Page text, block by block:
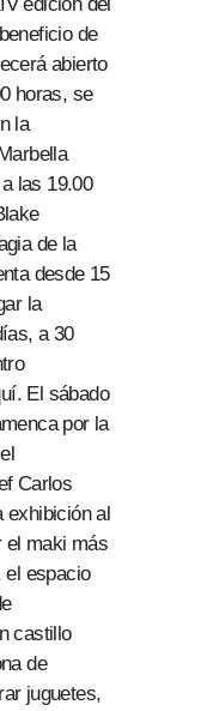
de
abierto
horas, se
la
las 19.00
de la
desde 15
la
a 30
El sábado
por la
Carlos
exhibición al
el maki más
espacio
castillo
de
juguetes,